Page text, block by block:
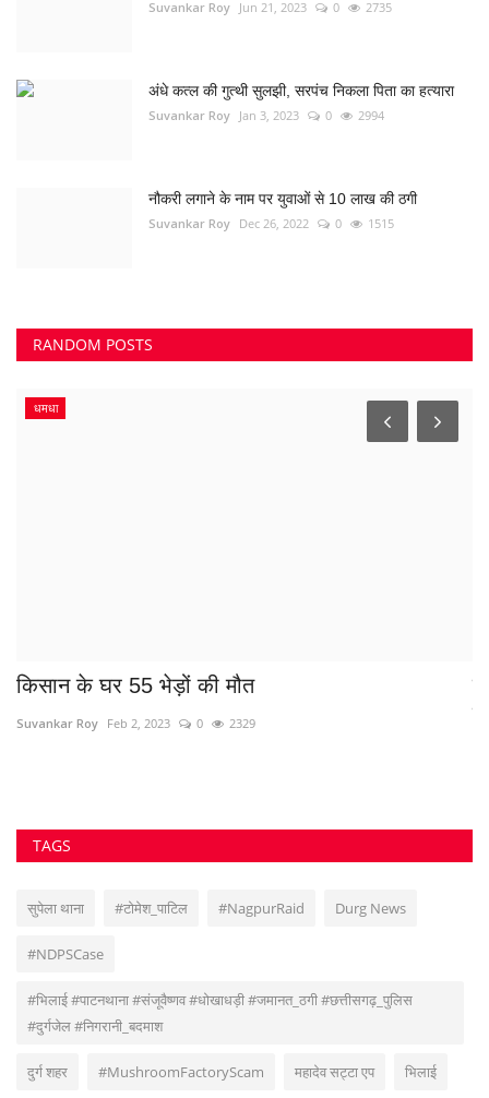
Suvankar Roy Jun 21, 2023 0 2735
अंधे कत्ल की गुत्थी सुलझी, सरपंच निकला पिता का हत्यारा
Suvankar Roy Jan 3, 2023 0 2994
नौकरी लगाने के नाम पर युवाओं से 10 लाख की ठगी
Suvankar Roy Dec 26, 2022 0 1515
RANDOM POSTS
धमधा
किसान के घर 55 भेड़ों की मौत
Suvankar Roy Feb 2, 2023 0 2329
TAGS
सुपेला थाना #टोमेश_पाटिल #NagpurRaid Durg News
#NDPSCase
#भिलाई #पाटनथाना #संजूवैष्णव #धोखाधड़ी #जमानत_ठगी #छत्तीसगढ़_पुलिस
#दुर्गजेल #निगरानी_बदमाश
दुर्ग शहर #MushroomFactoryScam महादेव सट्टा एप भिलाई